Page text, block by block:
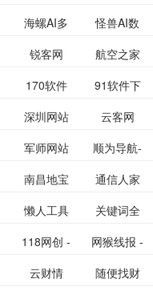
作 - 国内
领先的AI
图片、文
案创作平
更多>>
海螺AI多
模态大语
言模型
怪兽AI数
字人更多>>
锐客网
航空之家
更多>>
170软件
下载站
91软件下
载更多>>
深圳网站
建设
云客网
SEO众包
服务平台
更多>>
军师网站
目录网址
大全
顺为导航-
办公运营
工具导航
更多>>
南昌地宝
网_南昌论
坛
通信人家
园更多>>
懒人工具 关键词全
网指数查
询
更多>>
118网创 -
创业项目
网猴线报 -
一个简单
更多>>
云财情 随便找财